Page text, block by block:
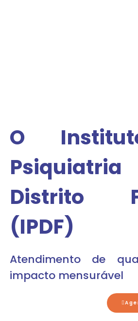
O
Distrito
(IPDF)
Atendimento de
impacto mensurável